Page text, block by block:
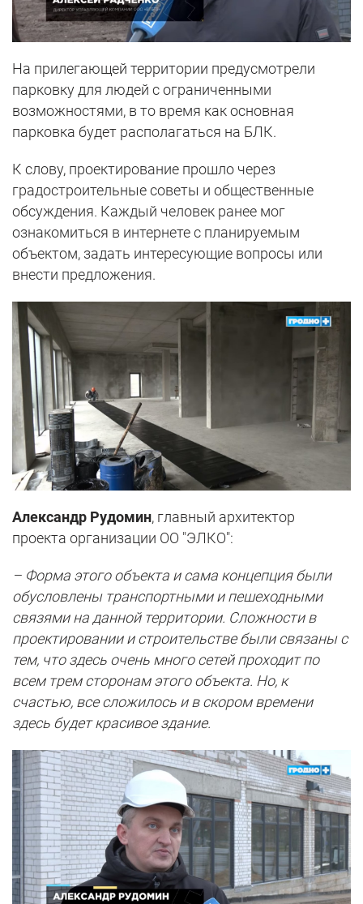
На прилегающей территории предусмотрели
парковку для людей с ограниченными
возможностями, в то время как основная
парковка будет располагаться на БЛК.
К слову, проектирование прошло через
градостроительные советы и общественные
обсуждения. Каждый человек ранее мог
ознакомиться в интернете с планируемым
объектом, задать интересующие вопросы или
внести предложения.
Александр Рудомин, главный архитектор
проекта организации ОО "ЭЛКО":
– Форма этого объекта и сама концепция были
обусловлены транспортными и пешеходными
связями на данной территории. Сложности в
проектировании и строительстве были связаны с
тем, что здесь очень много сетей проходит по
всем трем сторонам этого объекта. Но, к
счастью, все сложилось и в скором времени
здесь будет красивое здание.